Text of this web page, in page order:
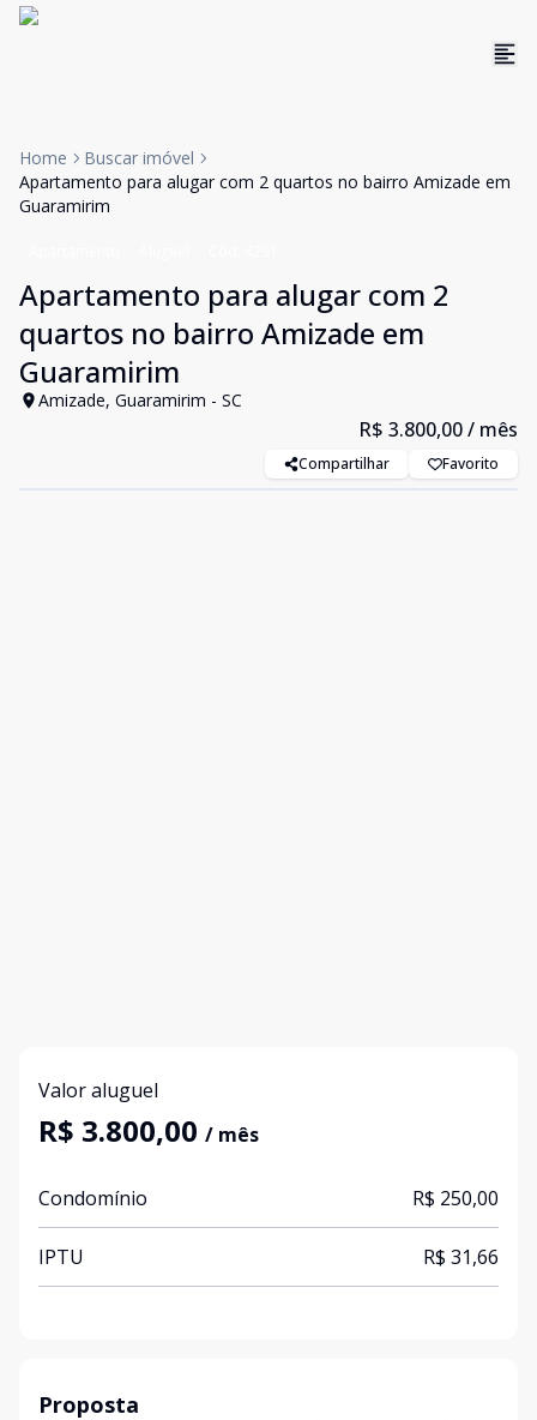
Home
Buscar imóvel
Apartamento para alugar com 2 quartos no bairro Amizade em
Guaramirim
Apartamento para alugar com 2
quartos no bairro Amizade em
Guaramirim
Amizade, Guaramirim - SC
R$ 3.800,00/ mês
Compartilhar Favorito
Valor aluguel
R$ 3.800,00 / mês
Condomínio R$ 250,00
IPTU R$ 31,66
Proposta